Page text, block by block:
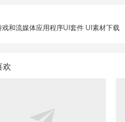
戏和流媒体应用程序UI套件 UI素材下载
欢